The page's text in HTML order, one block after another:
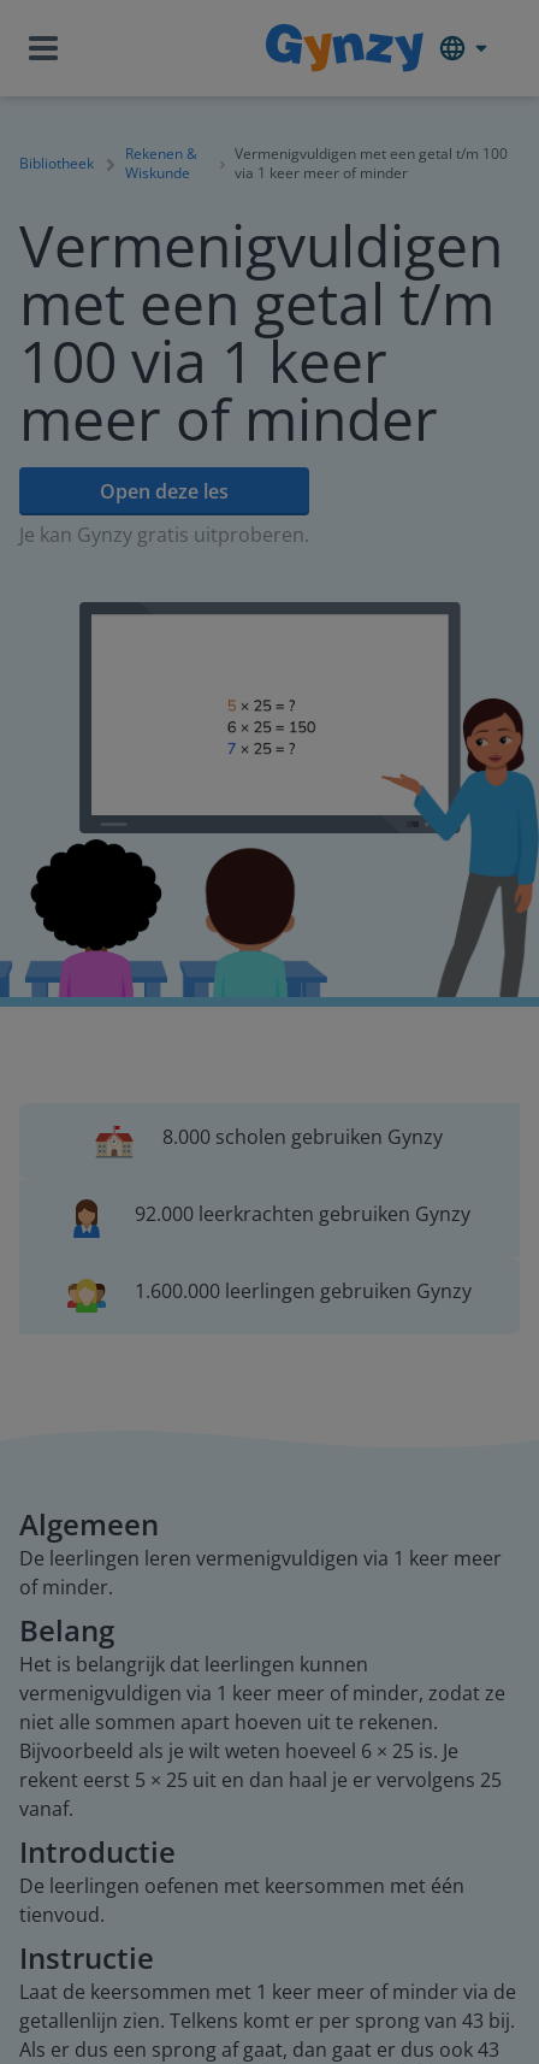
Bibliotheek
Rekenen &
Wiskunde
Vermenigvuldigen met een getal t/m 100
via 1 keer meer of minder
Vermenigvuldigen
met een getal t/m
100 via 1 keer
meer of minder
Open deze les
Je kan Gynzy gratis uitproberen.
8.000 scholen gebruiken Gynzy
92.000 leerkrachten gebruiken Gynzy
1.600.000 leerlingen gebruiken Gynzy
Algemeen
De leerlingen leren vermenigvuldigen via 1 keer meer
of minder.
Belang
Het is belangrijk dat leerlingen kunnen
vermenigvuldigen via 1 keer meer of minder, zodat ze
niet alle sommen apart hoeven uit te rekenen.
Bijvoorbeeld als je wilt weten hoeveel 6 × 25 is. Je
rekent eerst 5 × 25 uit en dan haal je er vervolgens 25
vanaf.
Introductie
De leerlingen oefenen met keersommen met één
tienvoud.
Instructie
Laat de keersommen met 1 keer meer of minder via de
getallenlijn zien. Telkens komt er per sprong van 43 bij.
Als er dus een sprong af gaat, dan gaat er dus ook 43